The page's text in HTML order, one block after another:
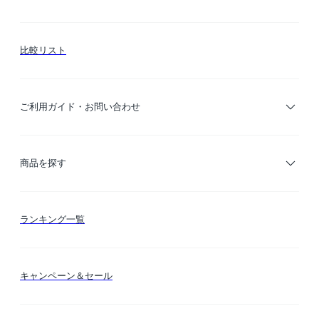
比較リスト
ご利用ガイド・お問い合わせ
ご利用ガイド
商品を探す
カテゴリー検索
ランキング一覧
キャンペーン＆セール